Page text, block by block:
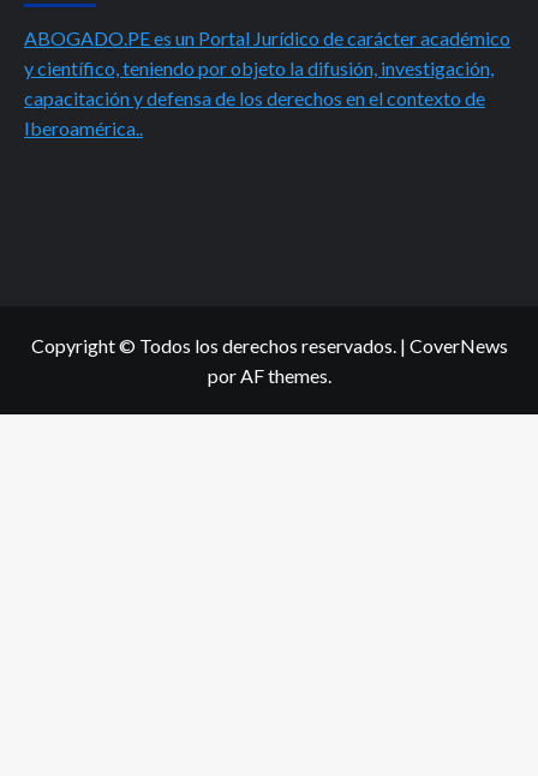
ABOGADO.PE es un Portal Jurídico de carácter académico
y científico, teniendo por objeto la difusión, investigación,
capacitación y defensa de los derechos en el contexto de
Iberoamérica..
Copyright © Todos los derechos reservados. | CoverNews
por AF themes.